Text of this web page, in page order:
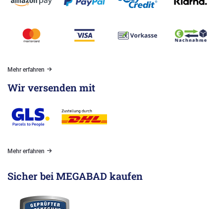
Mehr erfahren
Wir versenden mit
Mehr erfahren
Sicher bei MEGABAD kaufen